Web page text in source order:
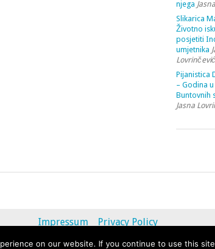
njega
Slikarica
Životno
posjetiti
umjetnika
Lovrinčević
Pijanistica
– Godina u
Buntovnih
Jasna
Impressum
Privacy Policy
2020 uvihoruvremena.com. Alle Rechte
on our website. If you continue to use this